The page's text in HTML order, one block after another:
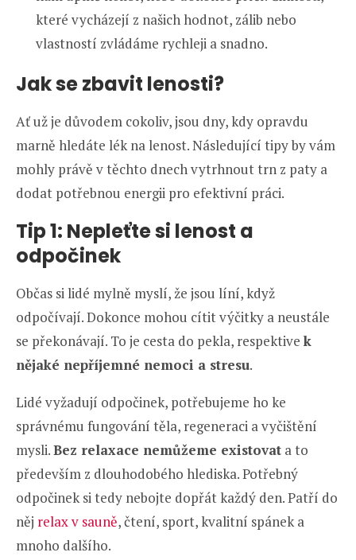
které vycházejí z našich hodnot, zálib nebo
vlastností zvládáme rychleji a snadno.
Jak se zbavit lenosti?
Ať už je důvodem cokoliv, jsou dny, kdy opravdu
marně hledáte lék na lenost. Následující tipy by vám
mohly právě v těchto dnech vytrhnout trn z paty a
dodat potřebnou energii pro efektivní práci.
Tip 1: Nepleťte si lenost a
odpočinek
Občas si lidé mylně myslí, že jsou líní, když
odpočívají. Dokonce mohou cítit výčitky a neustále
se překonávají. To je cesta do pekla, respektive k
nějaké nepříjemné nemoci a stresu.
Lidé vyžadují odpočinek, potřebujeme ho ke
správnému fungování těla, regeneraci a vyčištění
mysli.Bez relaxace nemůžeme existovat a to
především z dlouhodobého hlediska. Potřebný
odpočinek si tedy nebojte dopřát každý den. Patří do
něj relax v sauně, čtení, sport, kvalitní spánek a
mnoho dalšího.